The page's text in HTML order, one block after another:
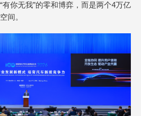
你无我”的零和博弈，而是两个4万亿
间。